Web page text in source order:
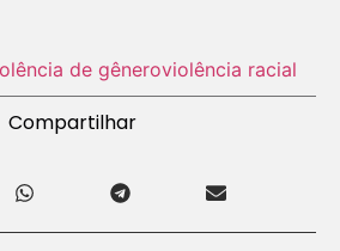
de gêneroviolência racial
Compartilhar